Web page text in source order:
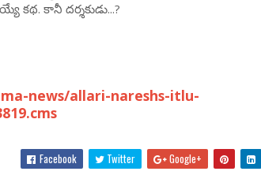
కానీ దర్శకుడు...?
news/allari-nareshs-itlu-
Facebook Twitter Google+